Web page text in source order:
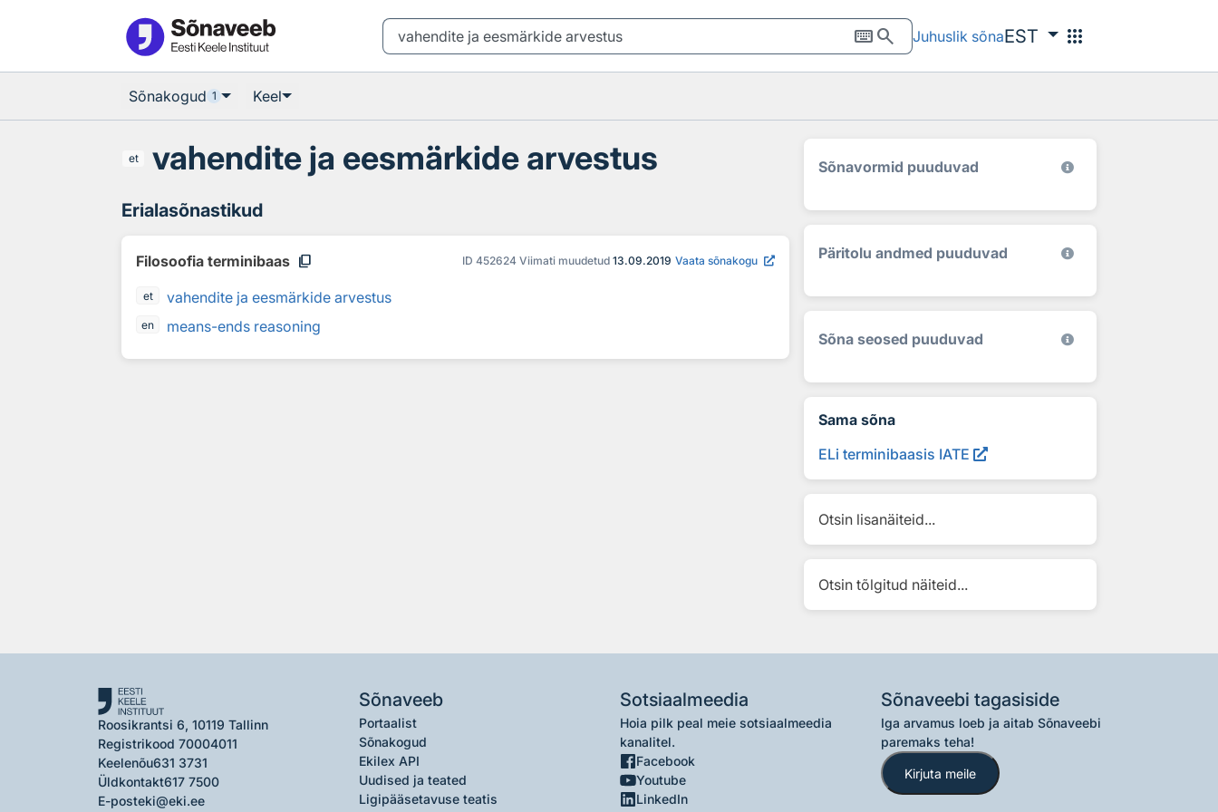
keyboardsearch Juhuslik sõnaEST apps
Sõnakogud 1 Keel
et vahendite ja eesmärkide arvestus
Erialasõnastikud
Filosoofia terminibaas content_copy ID 452624 Viimati muudetud 13.09.2019 Vaata sõnakogu
et vahendite ja eesmärkide arvestus
en means-ends reasoning
Sõnavormid puuduvad
Päritolu andmed puuduvad
Sõna seosed puuduvad
Sama sõna
ELi terminibaasis IATE
Otsin lisanäiteid...
Otsin tõlgitud näiteid...
Roosikrantsi 6, 10119 Tallinn
Registrikood 70004011
Keelenõu631 3731
Üldkontakt617 7500
E-posteki@eki.ee
Sõnaveeb
Portaalist
Sõnakogud
Ekilex API
Uudised ja teated
Ligipääsetavuse teatis
Sotsiaalmeedia
Hoia pilk peal meie sotsiaalmeedia
kanalitel.
Facebook
Youtube
LinkedIn
Sõnaveebi tagasiside
Iga arvamus loeb ja aitab Sõnaveebi
paremaks teha!
Kirjuta meile